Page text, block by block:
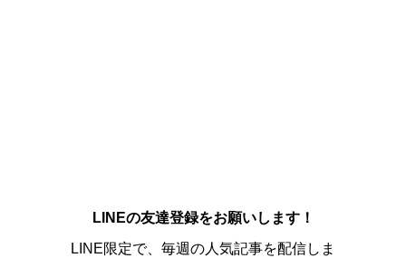
LINEの友達登録をお願いします！
LINE限定で、毎週の人気記事を配信しま